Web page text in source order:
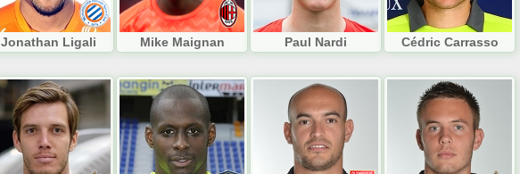
Jonathan Ligali Mike Maignan Paul Nardi Cédric Carrasso